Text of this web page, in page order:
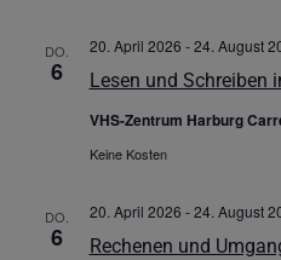
DO.
6 Lesen und Schreiben
20. April 2026 -24. August
VHS-Zentrum Harburg
Keine Kosten
DO.
6
Rechenen und
20. April 2026 -24. August